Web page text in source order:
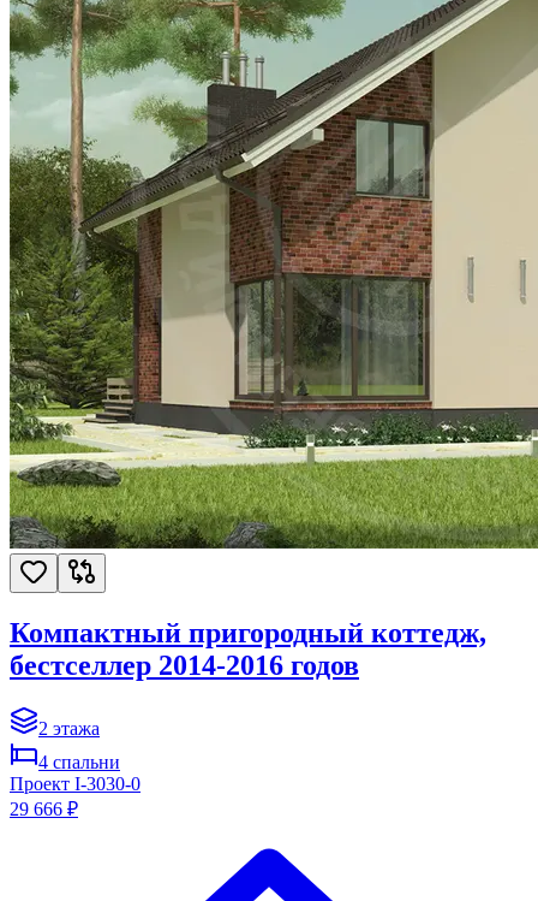
Компактный пригородный коттедж,
бестселлер 2014-2016 годов
2 этажа
4 спальни
Проект I-3030-0
29 666 ₽